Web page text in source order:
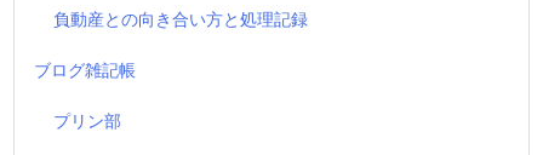
負動産との向き合い方と処理記録
ブログ雑記帳
プリン部